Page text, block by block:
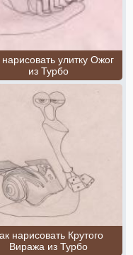
нарисовать улитку Ожог
из Турбо
нарисовать Крутого
Виража из Турбо